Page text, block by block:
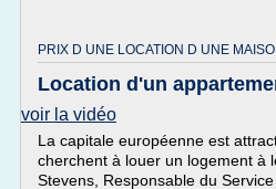
PRIX D UNE LOCATION D UNE
Location d'un
voir la vidéo
La capitale européenne est
cherchent à louer un logement à
Stevens, Responsable du